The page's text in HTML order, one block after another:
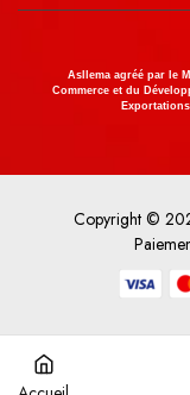
Asllema agréé par le
Commerce et du
Copyright ©